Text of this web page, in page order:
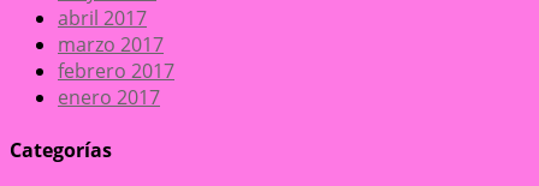
abril 2017
marzo 2017
febrero 2017
enero 2017
Categorías